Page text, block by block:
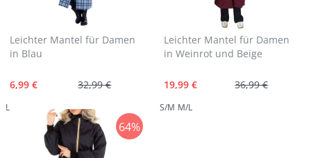
Leichter Mantel für Damen
in Blau
32,99 €
6,99 €
L
Leichter Mantel für Damen
in Weinrot und Beige
36,99 €
19,99 €
S/M M/L
64%